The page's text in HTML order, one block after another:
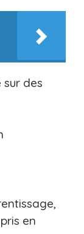
sur des
en